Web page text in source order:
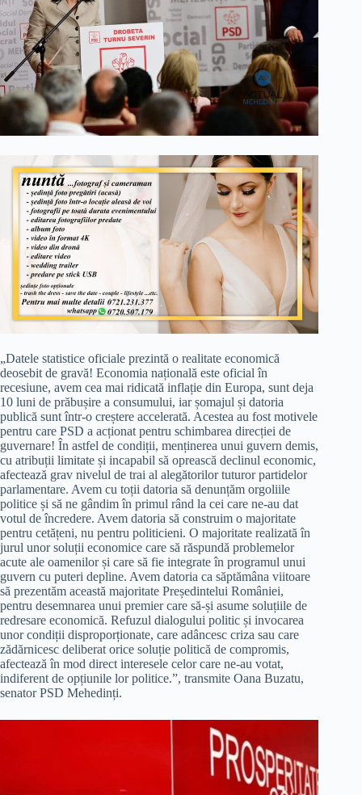
„Datele statistice oficiale prezintă o realitate economică
deosebit de gravă! Economia națională este oficial în
recesiune, avem cea mai ridicată inflație din Europa, sunt deja
10 luni de prăbușire a consumului, iar șomajul și datoria
publică sunt într-o creștere accelerată. Acestea au fost motivele
pentru care PSD a acționat pentru schimbarea direcției de
guvernare! În astfel de condiții, menținerea unui guvern demis,
cu atribuții limitate și incapabil să oprească declinul economic,
afectează grav nivelul de trai al alegătorilor tuturor partidelor
parlamentare. Avem cu toții datoria să denunțăm orgoliile
politice și să ne gândim în primul rând la cei care ne-au dat
votul de încredere. Avem datoria să construim o majoritate
pentru cetățeni, nu pentru politicieni. O majoritate realizată în
jurul unor soluții economice care să răspundă problemelor
acute ale oamenilor și care să fie integrate în programul unui
guvern cu puteri depline. Avem datoria ca săptămâna viitoare
să prezentăm această majoritate Președintelui României,
pentru desemnarea unui premier care să-și asume soluțiile de
redresare economică. Refuzul dialogului politic și invocarea
unor condiții disproporționate, care adâncesc criza sau care
zădărnicesc deliberat orice soluție politică de compromis,
afectează în mod direct interesele celor care ne-au votat,
indiferent de opțiunile lor politice.”, transmite Oana Buzatu,
senator PSD Mehedinți.